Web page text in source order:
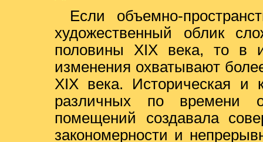
Если объемно-
художественный облик
половины XIX века, то в
изменения охватывают
XIX века. Историческая и
различных по времени
помещений создавала
закономерности и